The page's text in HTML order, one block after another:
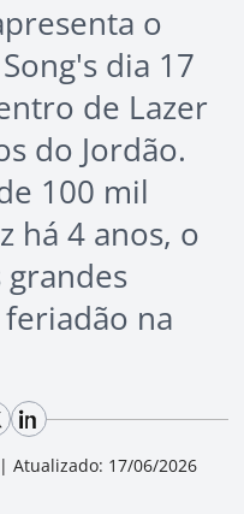
o
dia 17
de Lazer
do Jordão.
100 mil
há 4 anos, o
grandes
na
| Atualizado: 17/06/2026